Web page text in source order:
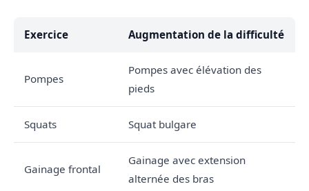
Exercice Augmentation de la difficulté
Pompes
Pompes avec élévation des
pieds
Squats Squat bulgare
Gainage frontal
Gainage avec extension
alternée des bras